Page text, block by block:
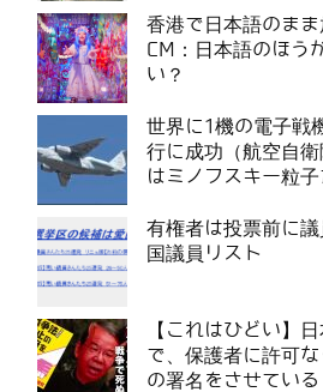
香港で日本語のま
CM：日本語のほう
い？
世界に1機の電子戦
行に成功（航空自
はミノフスキー粒子
有権者は投票前に
国議員リスト
【これはひどい】
で、保護者に許可
の署名をさせている